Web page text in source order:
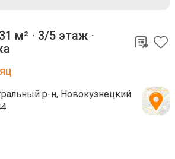
31 м² ⋅ 3/5 этаж ⋅
р-н, Новокузнецкий